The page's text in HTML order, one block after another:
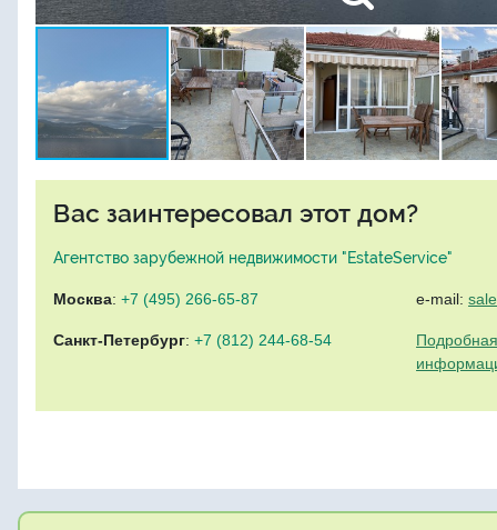
Вас заинтересовал этот дом?
Агентство зарубежной недвижимости "EstateService"
Москва: +7 (495) 266-65-87
Санкт-Петербург: +7 (812) 244-68-54
e-mail: